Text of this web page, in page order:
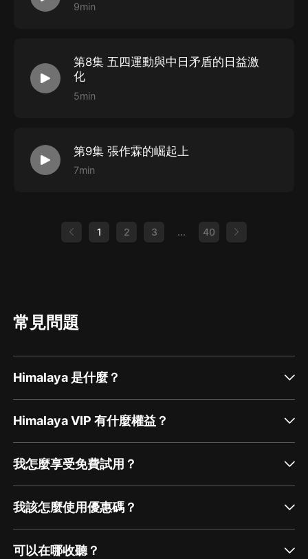
9min
第8集 五四運動與中日矛盾的日益激
化
5min
第9集 張作霖的崛起上
7min
1 2 3 ... 40
常見問題
Himalaya 是什麼？
Himalaya VIP 有什麼權益？
我怎麼享受免費試用？
我該怎麼使用優惠碼？
可以在哪收聽？